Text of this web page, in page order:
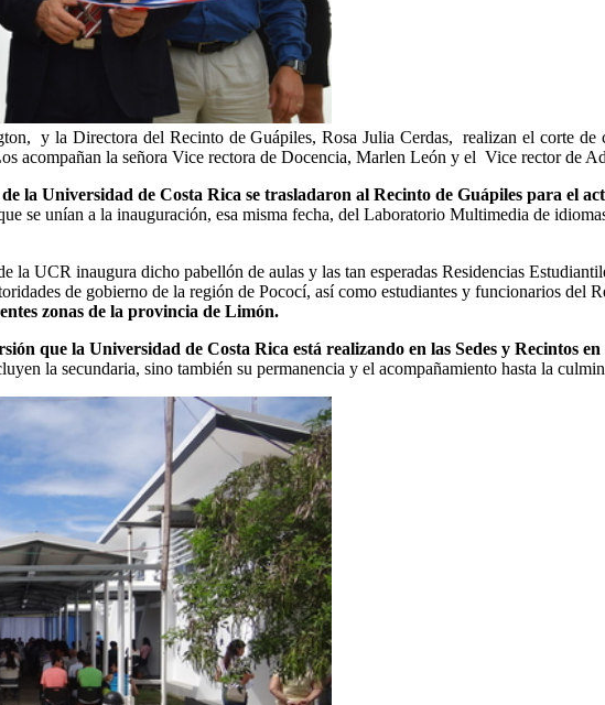
y la Directora del Recinto de Guápiles, Rosa Julia Cerdas, realizan el corte
acompañan la señora Vice rectora de Docencia, Marlen León y el Vice rector de
la Universidad de Costa Rica se trasladaron al Recinto de Guápiles para el
se unían a la inauguración, esa misma fecha, del Laboratorio Multimedia de
la UCR inaugura dicho pabellón de aulas y las tan esperadas Residencias
de gobierno de la región de Pococí, así como estudiantes y funcionarios del
zonas de la provincia de Limón.
que la Universidad de Costa Rica está realizando en las Sedes y Recintos
la secundaria, sino también su permanencia y el acompañamiento hasta la